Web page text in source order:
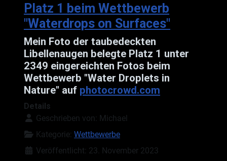
Platz 1 beim Wettbewerb
"Waterdrops on Surfaces"
Mein Foto der taubedeckten
Libellenaugen belegte Platz 1 unter
2349 eingereichten Fotos beim
Wettbewerb "Water Droplets in
Nature" auf photocrowd.com
Details
Geschrieben von:
Michael
Kategorie: Wettbewerbe
Veröffentlicht: 23. November 2023